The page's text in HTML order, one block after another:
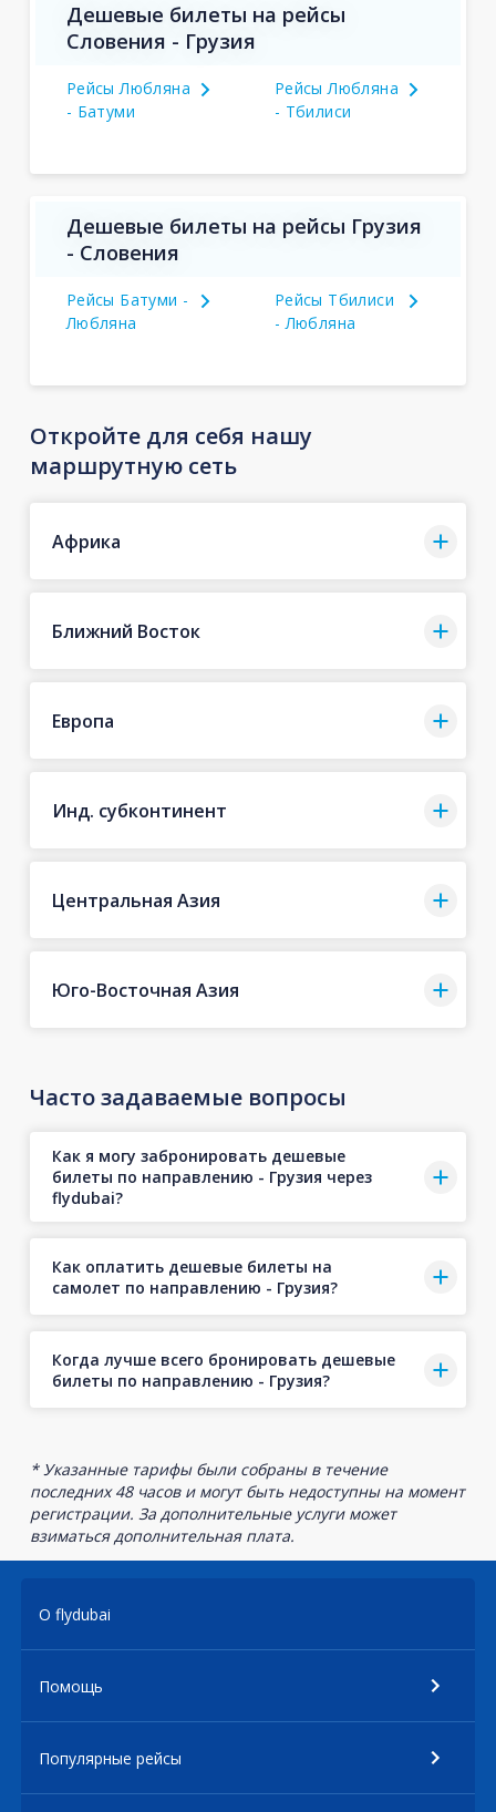
Дешевые билеты на рейсы
Словения - Грузия
Рейсы Любляна
- Батуми
Рейсы Любляна
- Тбилиси
Дешевые билеты на рейсы Грузия
- Словения
Рейсы Батуми -
Любляна
Рейсы Тбилиси
- Любляна
Откройте для себя нашу
маршрутную сеть
Африка
Ближний Восток
Европа
Инд. субконтинент
Центральная Азия
Юго-Восточная Азия
Часто задаваемые вопросы
Как я могу забронировать дешевые
билеты по направлению - Грузия через
flydubai?
Как оплатить дешевые билеты на
самолет по направлению - Грузия?
Когда лучше всего бронировать дешевые
билеты по направлению - Грузия?
* Указанные тарифы были собраны в течение
последних 48 часов и могут быть недоступны на момент
регистрации. За дополнительные услуги может
взиматься дополнительная плата.
О flydubai
Помощь
Популярные рейсы